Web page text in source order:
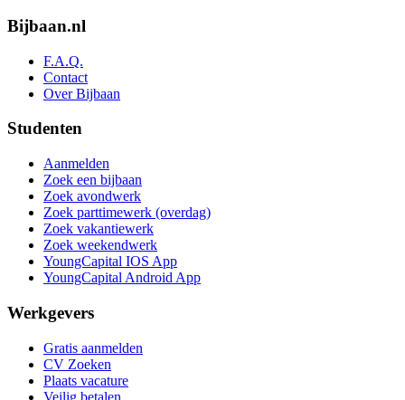
Bijbaan.nl
F.A.Q.
Contact
Over Bijbaan
Studenten
Aanmelden
Zoek een bijbaan
Zoek avondwerk
Zoek parttimewerk (overdag)
Zoek vakantiewerk
Zoek weekendwerk
YoungCapital IOS App
YoungCapital Android App
Werkgevers
Gratis aanmelden
CV Zoeken
Plaats vacature
Veilig betalen